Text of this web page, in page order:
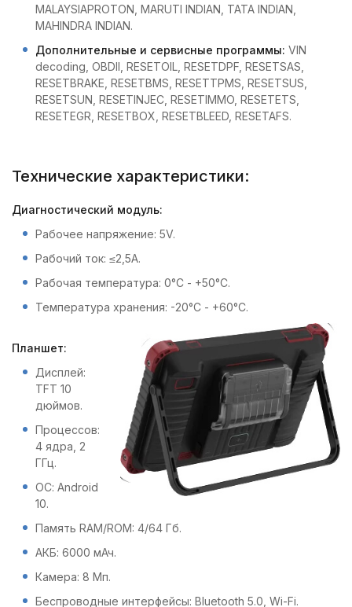
MALAYSIAPROTON, MARUTI INDIAN, TATA INDIAN,
MAHINDRA INDIAN.
Дополнительные и сервисные программы: VIN
decoding, OBDII, RESETOIL, RESETDPF, RESETSAS,
RESETBRAKE, RESETBMS, RESETTPMS, RESETSUS,
RESETSUN, RESETINJEC, RESETIMMO, RESETETS,
RESETEGR, RESETBOX, RESETBLEED, RESETAFS.
Технические характеристики:
Диагностический модуль:
Рабочее напряжение: 5V.
Рабочий ток: ≤2,5А.
Рабочая температура: 0°С - +50°С.
Температура хранения: -20°С - +60°С.
Планшет:
Дисплей:
TFT 10
дюймов.
Процессов:
4 ядра, 2
ГГц.
ОС: Android
10.
Память RAM/ROM: 4/64 Гб.
АКБ: 6000 мАч.
Камера: 8 Мп.
Беспроводные интерфейсы: Bluetooth 5.0, Wi-Fi.